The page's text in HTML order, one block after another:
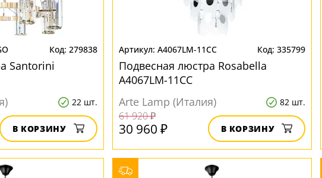
279838
Santorini
22 шт.
В КОРЗИНУ
A4067LM-11CC 335799
Подвесная люстра Rosabella
A4067LM-11CC
Arte Lamp (Италия)
82 шт.
61 920 ₽
30 960 ₽ В КОРЗИНУ